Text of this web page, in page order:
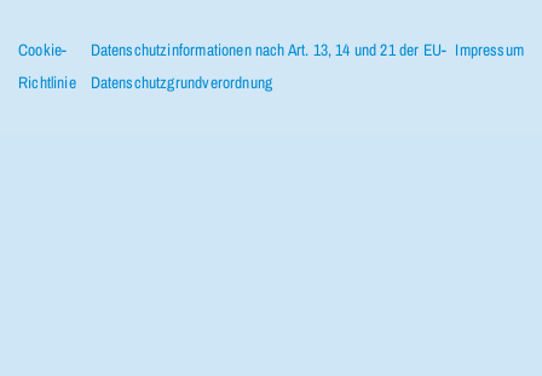
Cookie-
Richtlinie
Datenschutzinformationen nach Art. 13, 14 und 21 der EU-
Datenschutzgrundverordnung
Impressum